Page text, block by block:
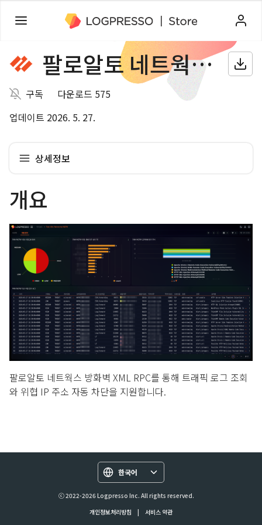
팔로알토 네트웍스 방화벽
구독
다운로드 575
업데이트 2026. 5. 27.
상세정보
개요
팔로알토 네트웍스 방화벽 XML RPC를 통해 트래픽 로그 조회
와 위협 IP 주소 자동 차단을 지원합니다.
한국어
ⓒ 2022-2026 Logpresso Inc. All rights reserved.
개인정보처리방침
| 서비스 약관